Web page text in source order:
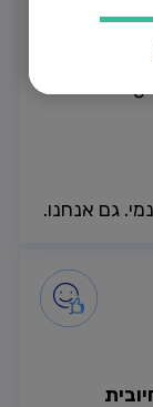
גם אנחנו.